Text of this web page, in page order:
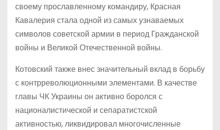
своему прославленному командиру, Красная
Кавалерия стала одной из самых узнаваемых
символов советской армии в период Гражданской
войны и Великой Отечественной войны.
Котовский также внес значительный вклад в борьбу
с контрреволюционными элементами. В качестве
главы ЧК Украины он активно боролся с
националистической и сепаратистской
активностью, ликвидировал многочисленные